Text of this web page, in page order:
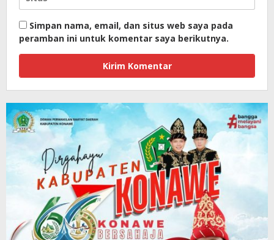
Simpan nama, email, dan situs web saya pada
peramban ini untuk komentar saya berikutnya.